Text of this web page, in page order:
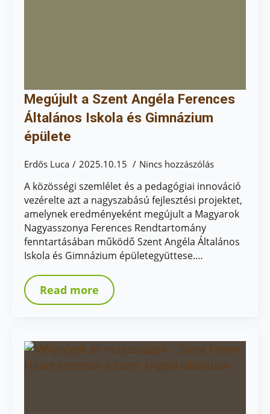
Megújult a Szent Angéla Ferences
Általános Iskola és Gimnázium
épülete
Erdős Luca 2025.10.15 Nincs hozzászólás
A közösségi szemlélet és a pedagógiai innováció
vezérelte azt a nagyszabású fejlesztési projektet,
amelynek eredményeként megújult a Magyarok
Nagyasszonya Ferences Rendtartomány
fenntartásában működő Szent Angéla Általános
Iskola és Gimnázium épületegyüttese.…
Read more